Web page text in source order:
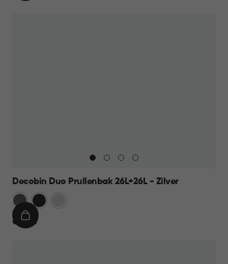
Decobin Duo Prullenbak 26L+26L - Zilver
Grijs Zwart
€
€ 69,95
IN